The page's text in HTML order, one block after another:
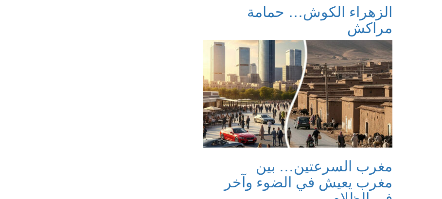
الزهراء الكوش… حمامة
مراكش
مغرب السرعتين… بين
مغرب يعيش في الضوء وآخر